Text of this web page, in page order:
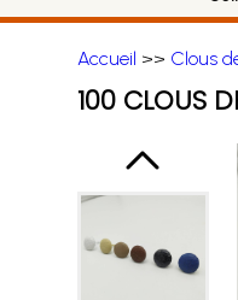
Accueil >> Clous
100 CLOUS